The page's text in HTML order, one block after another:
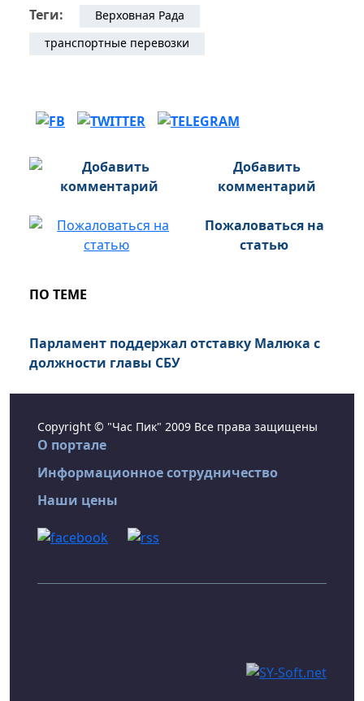
Теги:
Верховная Рада
транспортные перевозки
Добавить
комментарий
Пожаловаться на
статью
ПО ТЕМЕ
Парламент поддержал отставку Малюка с
должности главы СБУ
Copyright © "Час Пик" 2009 Все права защищены
О портале
Информационное сотрудничество
Наши цены